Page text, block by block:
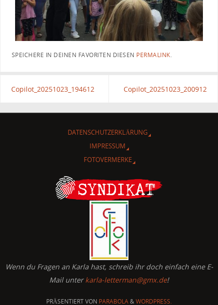
SPEICHERE IN DEINEN FAVORITEN DIESEN PERMALINK.
Copilot_20251023_194612 Copilot_20251023_200912
DATENSCHUTZERKLÄRUNG
IMPRESSUM
FOTOVERMERKE
Wenn du Fragen an Karla hast, schreib ihr doch einfach eine E-
Mail unterkarla-letterman@gmx.de!
PRÄSENTIERT VON PARABOLA&WORDPRESS.